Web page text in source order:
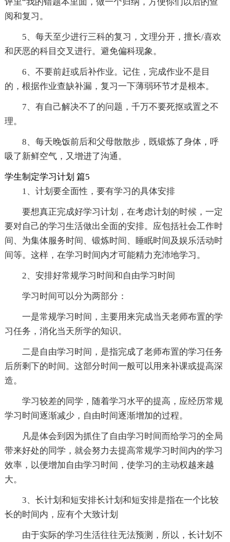
评里“我的错题本里面，做一个归纳，方便你们以后的查
阅和复习。
5、每天至少进行三科的复习，文理分开，擅长/喜欢
和厌恶的科目交叉进行。避免偏科现象。
6、不要前赶或后补作业。记住，完成作业不是目
的，根据作业查缺补漏，复习一下薄弱环节才是根本。
7、有自己解决不了的问题，千万不要死抠或置之不
理。
8、每天晚饭前后和父母散散步，既锻炼了身体，呼
吸了新鲜空气，又增进了沟通。
学生制定学习计划 篇5
1、计划要全面性，要有学习的具体安排
要想真正完成好学习计划，在考虑计划的时候，一定
要对自己的学习生活做出全面的安排。应包括社会工作时
间、为集体服务时间、锻炼时间、睡眠时间及娱乐活动时
间等。这样，在学习时间内才可能精力充沛地学习。
2、安排好常规学习时间和自由学习时间
学习时间可以分为两部分：
一是常规学习时间，主要用来完成当天老师布置的学
习任务，消化当天所学的知识。
二是自由学习时间，是指完成了老师布置的学习任务
后所剩下的时间。这部分时间一般可以用来补课或提高深
造。
学习较差的同学，随着学习水平的提高，应经历常规
学习时间逐渐减少，自由时间逐渐增加的过程。
凡是体会到因为抓住了自由学习时间而给学习的全局
带来好处的同学，就会努力去提高常规学习时间内的学习
效率，以便增加自由学习时间，使学习的主动权越来越
大。
3、长计划和短安排长计划和短安排是指在一个比较
长的时间内，应有个大致计划
由于实际的学习生活往往无法预测，所以，长计划不